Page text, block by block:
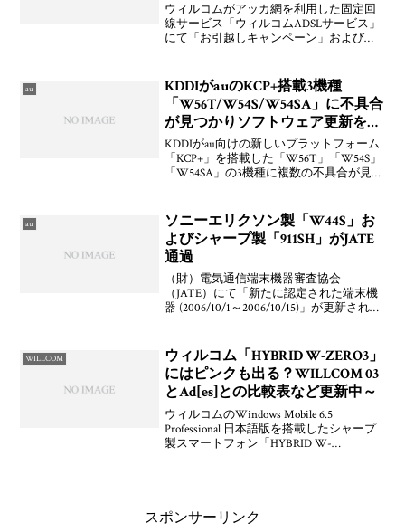
ウィルコムがアッカ網を利用した固定回
線サービス「ウィルコムADSLサービス」
にて「お引越しキャンペーン」および
います。ウィルコムADSLサービス「お引
越しキャ
au
KDDIがauのKCP+搭載3機種
「W56T/W54S/W54SA」に不具合
が見つかりソフトウェア更新を開
始
KDDIがau向けの新しいプラットフォーム
「KCP+」を搭載した「W56T」「W54S」
「W54SA」の3機種に複数の不具合が見つ
ウンスしています。ケータイアップデー
ト
au
ソニーエリクソン製「W44S」お
よびシャープ製「911SH」がJATE
通過
（財）電気通信端末機器審査協会
（JATE）にて「新たに認定された端末機
器 (2006/10/1～2006/10/15)」が更新され
ションズ製「CDMA W44S」やソフ
WILLCOM
ウィルコム「HYBRID W-ZERO3」
にはピンクも出る？WILLCOM 03
とAd[es]との比較表など更新中～
ウィルコムのWindows Mobile 6.5
Professional 日本語版を搭載したシャープ
製スマートフォン「HYBRID W-
スポンサーリンク